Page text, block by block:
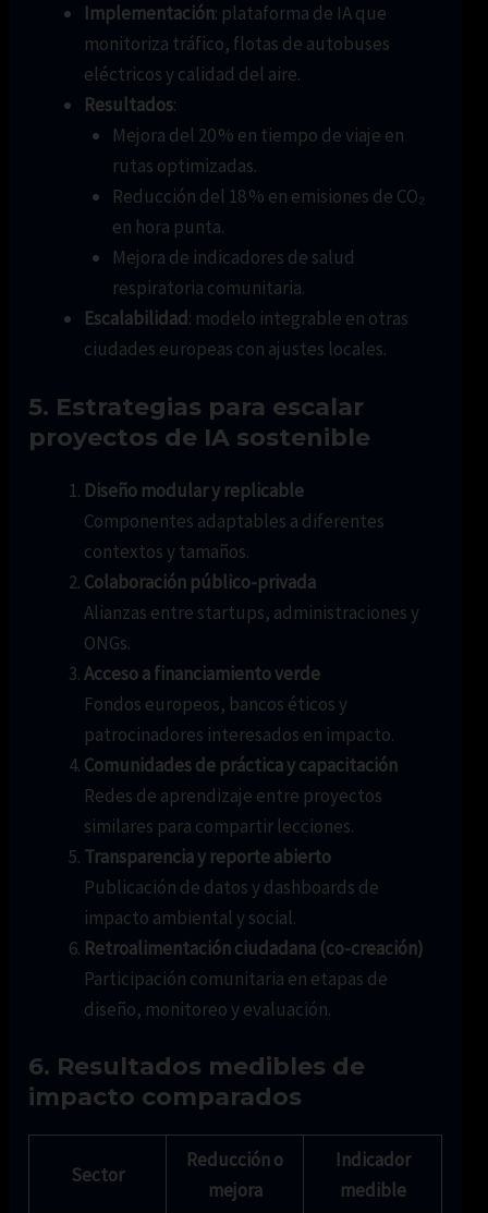
Implementación: plataforma de IA que
monitoriza tráfico, flotas de autobuses
eléctricos y calidad del aire.
Resultados:
Mejora del 20 % en tiempo de viaje en
rutas optimizadas.
Reducción del 18 % en emisiones de CO₂
en hora punta.
Mejora de indicadores de salud
respiratoria comunitaria.
Escalabilidad: modelo integrable en otras
ciudades europeas con ajustes locales.
5. Estrategias para escalar
proyectos de IA sostenible
Diseño modular y replicable
Componentes adaptables a diferentes
contextos y tamaños.
Colaboración público-privada
Alianzas entre startups, administraciones y
ONGs.
Acceso a financiamiento verde
Fondos europeos, bancos éticos y
patrocinadores interesados en impacto.
Comunidades de práctica y capacitación
Redes de aprendizaje entre proyectos
similares para compartir lecciones.
Transparencia y reporte abierto
Publicación de datos y dashboards de
impacto ambiental y social.
Retroalimentación ciudadana (co-creación)
Participación comunitaria en etapas de
diseño, monitoreo y evaluación.
6. Resultados medibles de
impacto comparados
Sector
Reducción o
mejora
Indicador
medible